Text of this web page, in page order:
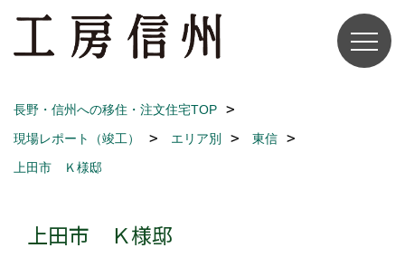
長野・信州への移住・注文住宅TOP
現場レポート（竣工）
エリア別
東信
上田市 Ｋ様邸
上田市 Ｋ様邸